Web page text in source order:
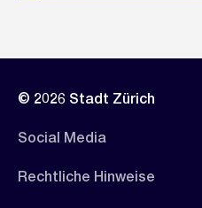
© 2026 Stadt Zürich
Social Media
Rechtliche Hinweise